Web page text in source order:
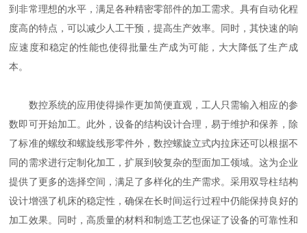
到非常理想的水平，满足各种精密零部件的加工需求。具有自动化程
度高的特点，可以减少人工干预，提高生产效率。同时，其快速的响
应速度和稳定的性能也使得批量生产成为可能，大大降低了生产成
本。
数控系统的应用使得操作更加简便直观，工人只需输入相应的参
数即可开始加工。此外，设备的结构设计合理，易于维护和保养，除
了标准的螺纹和螺旋线形零件外，数控螺旋立式内拉床还可以根据不
同的需求进行定制化加工，扩展到较复杂的型面加工领域。这为企业
提供了更多的选择空间，满足了多样化的生产需求。采用双导柱结构
设计增强了机床的稳定性，确保在长时间运行过程中仍能保持良好的
加工效果。同时，高质量的材料和制造工艺也保证了设备的可靠性和